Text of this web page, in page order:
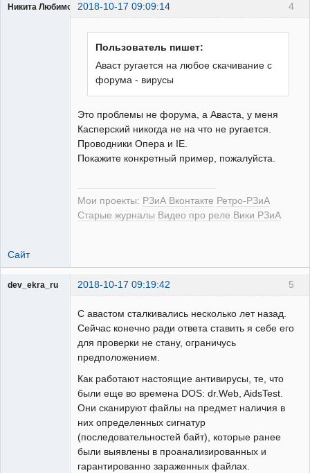
4
Никита Любимов 2018-10-17 09:09:14
Пользователь пишет:
Аваст ругается на любое скачивание с
форума - вирусы
Это проблемы не форума, а Аваста, у меня
Касперский никогда не на что не ругается.
Проводники Опера и IE.
Покажите конкретный пример, пожалуйста.
Мои проекты: РЗиА Вконтакте Ретро-РЗиА
Старые журналы Видео про реле Вики РЗиА
Сайт
5
dev_ekra_ru 2018-10-17 09:19:42
С авастом сталкивались несколько лет назад.
Сейчас конечно ради ответа ставить я себе его
для проверки не стану, ограничусь
предположением.
Как работают настоящие антивирусы, те, что
были еще во времена DOS: dr.Web, AidsTest.
Они сканируют файлы на предмет наличия в
них определенных сигнатур
(последовательностей байт), которые ранее
были выявлены в проанализированных и
гарантированно зараженных файлах.